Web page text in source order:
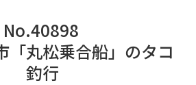
No.40898
「丸松乗合船」のタコ
釣行